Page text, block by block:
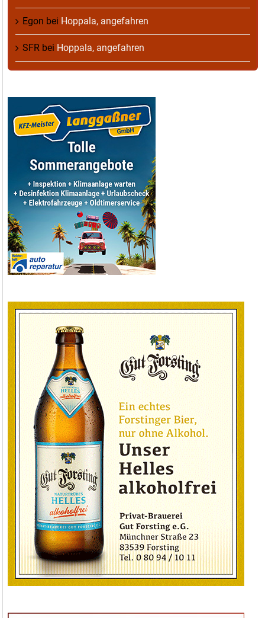
Egon bei Hoppala, angefahren
SFR bei Hoppala, angefahren